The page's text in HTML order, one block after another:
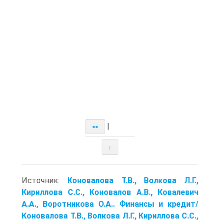
<<
↑
Источник: Коновалова Т.В., Волкова Л.Г.,
Кириллова С.С., Коновалов А.В., Ковалевич
А.А., Воротникова О.А.. Финансы и кредит/
Коновалова Т.В., Волкова Л.Г., Кириллова С.С.,